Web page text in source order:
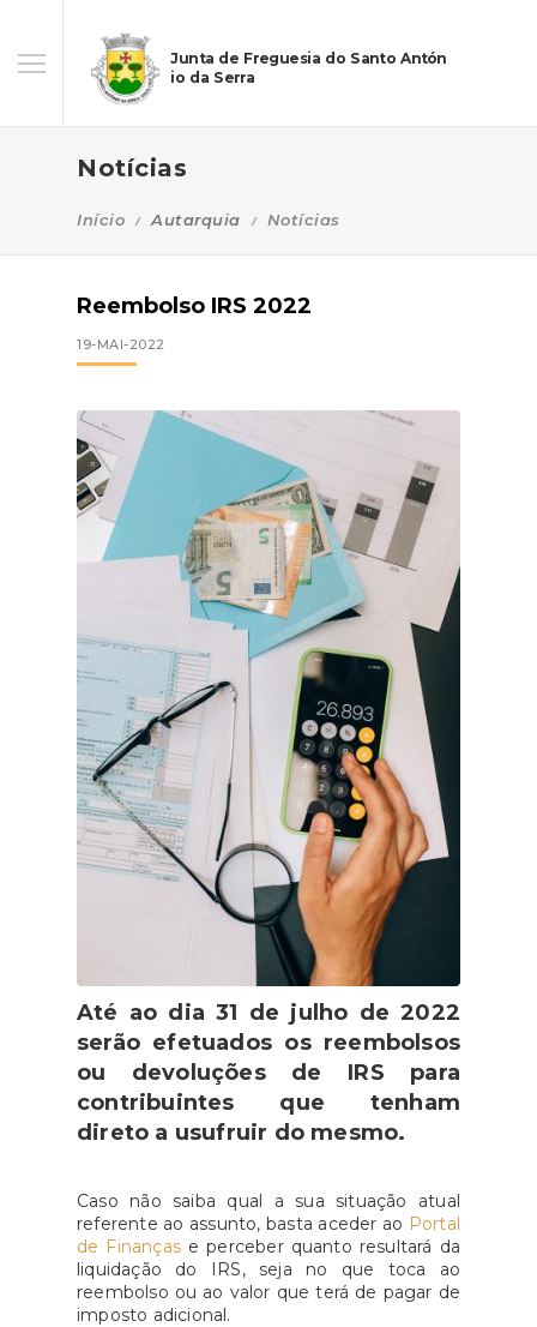
Junta de Freguesia do Santo Antón
io da Serra
Notícias
Início Autarquia Notícias
Reembolso IRS 2022
19-MAI-2022
Até ao dia 31 de julho de 2022
serão efetuados os reembolsos
ou devoluções de IRS para
contribuintes que tenham
direto a usufruir do mesmo.
Caso não saiba qual a sua situação atual
referente ao assunto, basta aceder ao Portal
de Finançase perceber quanto resultará da
liquidação do IRS, seja no que toca ao
reembolso ou ao valor que terá de pagar de
imposto adicional.